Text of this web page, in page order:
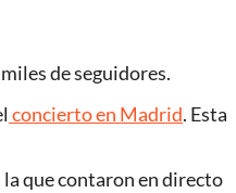
de seguidores.
concierto en Madrid. Esta
la que contaron en directo